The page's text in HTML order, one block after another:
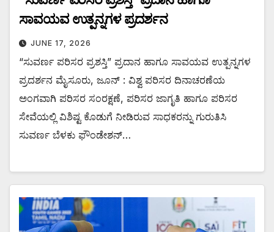
ಸಾವಯವ ಉತ್ಪನ್ನಗಳ ಪ್ರದರ್ಶನ
JUNE 17, 2026
“ಸುವರ್ಣ ಪರಿಸರ ಪ್ರಶಸ್ತಿ” ಪ್ರದಾನ ಹಾಗೂ ಸಾವಯವ ಉತ್ಪನ್ನಗಳ
ಪ್ರದರ್ಶನ ಮೈಸೂರು, ಜೂನ್ : ವಿಶ್ವ ಪರಿಸರ ದಿನಾಚರಣೆಯ
ಅಂಗವಾಗಿ ಪರಿಸರ ಸಂರಕ್ಷಣೆ, ಪರಿಸರ ಜಾಗೃತಿ ಹಾಗೂ ಪರಿಸರ
ಸೇವೆಯಲ್ಲಿ ವಿಶಿಷ್ಟ ಕೊಡುಗೆ ನೀಡಿರುವ ಸಾಧಕರನ್ನು ಗುರುತಿಸಿ
ಸುವರ್ಣ ಬೆಳಕು ಫೌಂಡೇಶನ್…